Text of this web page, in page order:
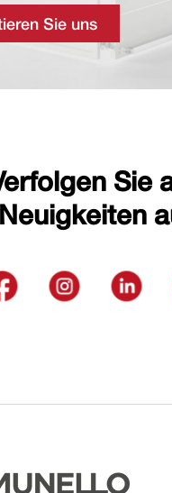
Sie uns
Sie
Neuigkeiten